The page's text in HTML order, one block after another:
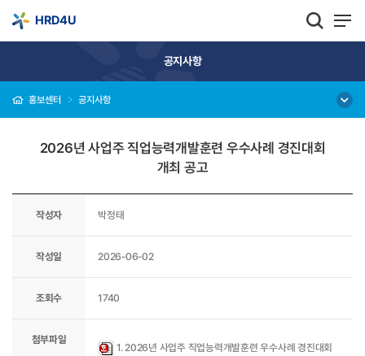
HRD4U
공지사항
홍보센터 공지사항
2026년 사업주 직업능력개발훈련 우수사례 경진대회
개최 공고
작성자 박정태
작성일 2026-06-02
조회수 1740
첨부파일
1. 2026년 사업주 직업능력개발훈련 우수사례 경진대회